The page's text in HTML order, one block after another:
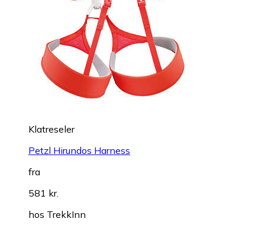
Klatreseler
Petzl Hirundos Harness
fra
581 kr.
hos TrekkInn